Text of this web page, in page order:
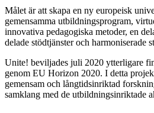
Målet är att skapa en ny europeisk
gemensamma utbildningsprogram,
innovativa pedagogiska metoder, en
delade stödtjänster och harmoniserade
Unite! beviljades juli 2020 ytterligare
genom EU Horizon 2020. I detta
gemensam och långtidsinriktad
samklang med de utbildningsinriktade